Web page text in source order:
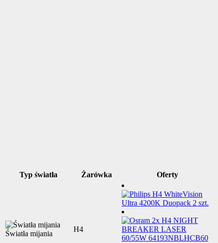
Typ światła Żarówka Oferty
Światła mijania
H4